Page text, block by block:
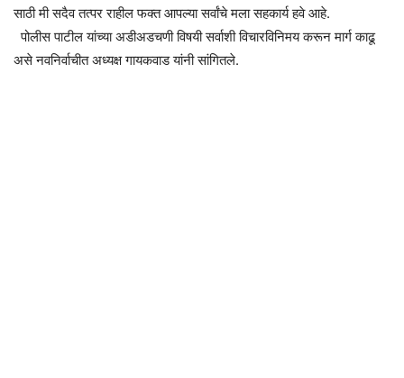
साठी मी सदैव तत्पर राहील फक्त आपल्या सर्वांचे मला सहकार्य हवे आहे.
पोलीस पाटील यांच्या अडीअडचणी विषयी सर्वाशी विचारविनिमय करून मार्ग काढू
असे नवनिर्वाचीत अध्यक्ष गायकवाड यांनी सांगितले.